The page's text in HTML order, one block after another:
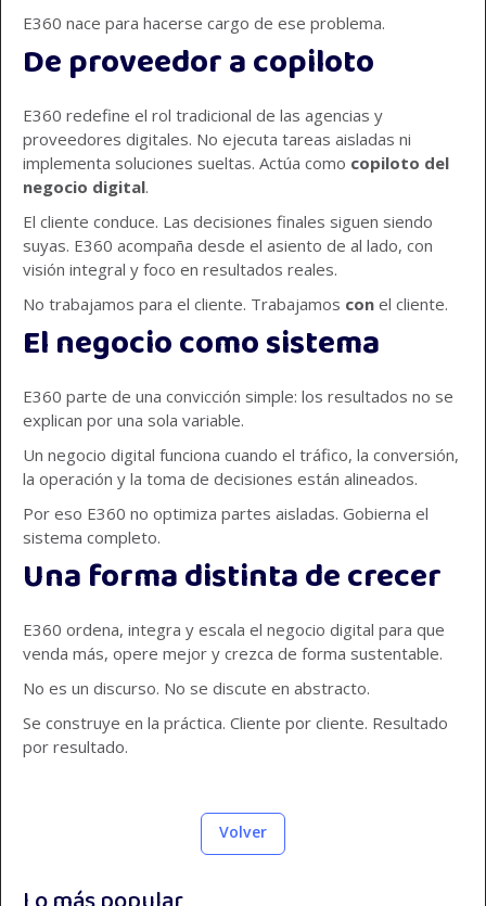
E360 nace para hacerse cargo de ese problema.
De proveedor a copiloto
E360 redefine el rol tradicional de las agencias y
proveedores digitales. No ejecuta tareas aisladas ni
implementa soluciones sueltas. Actúa como copiloto del
negocio digital.
El cliente conduce. Las decisiones finales siguen siendo
suyas. E360 acompaña desde el asiento de al lado, con
visión integral y foco en resultados reales.
No trabajamos para el cliente. Trabajamos con el cliente.
El negocio como sistema
E360 parte de una convicción simple: los resultados no se
explican por una sola variable.
Un negocio digital funciona cuando el tráfico, la conversión,
la operación y la toma de decisiones están alineados.
Por eso E360 no optimiza partes aisladas. Gobierna el
sistema completo.
Una forma distinta de crecer
E360 ordena, integra y escala el negocio digital para que
venda más, opere mejor y crezca de forma sustentable.
No es un discurso. No se discute en abstracto.
Se construye en la práctica. Cliente por cliente. Resultado
por resultado.
Volver